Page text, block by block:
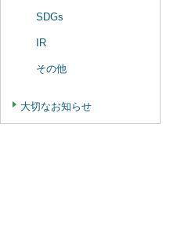
SDGs
IR
その他
大切なお知らせ